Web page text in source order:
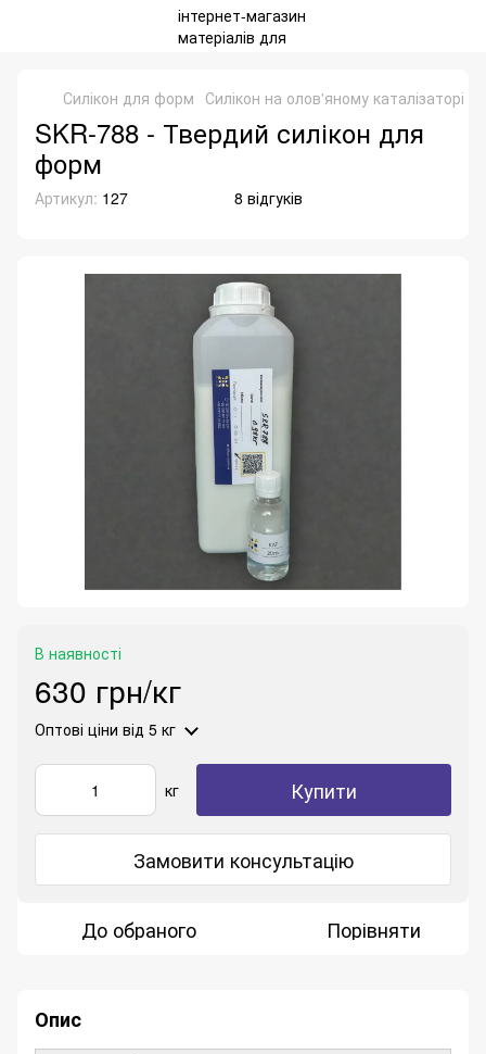
Силікон для форм Силікон на олов'яному каталізаторі
SKR-788 - Твердий силікон для
форм
Артикул: 127 8 відгуків
В наявності
630 грн/кг
Оптові ціни від 5 кг
кг Купити
Замовити консультацію
До обраного Порівняти
Опис